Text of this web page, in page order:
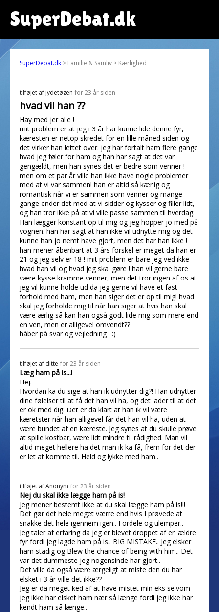
SuperDebat.dk
SuperDebat.dk > Familie & Samliv > Kærlighed
tilføjet af jydetøzen for 23 år siden
hvad vil han ??
Hay med jer alle !
mit problem er at jeg i 3 år har kunne lide denne fyr,
kæresten er netop skredet for en lille måned siden og
det virker han lettet over. jeg har fortalt ham flere gange
hvad jeg føler for ham og han har sagt at det var
gengældt, men han synes det er bedre som venner !
men om et par år ville han ikke have nogle problemer
med at vi var sammen! han er altid så kærlig og
romantisk når vi er sammen som venner og mange
gange ender det med at vi sidder og kysser og filler lidt,
og han tror ikke på at vi ville passe sammen til hverdag.
Han lægger konstant op til mig og jeg hopper jo med på
vognen. han har sagt at han ikke vil udnytte mig og det
kunne han jo nemt have gjort, men det har han ikke !
han mener åbenbart at 3 års forskel er meget da han er
21 og jeg selv er 18 ! mit problem er bare jeg ved ikke
hvad han vil og hvad jeg skal gøre ! han vil gerne bare
være kysse kramme venner, men det tror ingen af os at
jeg vil kunne holde ud da jeg gerne vil have et fast
forhold med ham, men han siger det er op til mig! hvad
skal jeg forholde mig til når han siger at hvis han skal
være ærlig så kan han også godt lide mig som mere end
en ven, men er alligevel omvendt??
håber på svar og vejledning ! :)
tilføjet af ditte for 23 år siden
Læg ham på is...!
Hej.
Hvordan ka du sige at han ik udnytter dig?! Han udnytter
dine følelser til at få det han vil ha, og det lader til at det
er ok med dig. Det er da klart at han ik vil være
kæretster når han alligevel får det han vil ha, uden at
være bundet af en kæreste. Jeg synes at du skulle prøve
at spille kostbar, være lidt mindre til rådighed. Man vil
altid meget hellere ha det man ik ka få, frem for det der
er let at komme til. Held og lykke med ham..
tilføjet afAnonym for 23 år siden
Nej du skal ikke lægge ham på is!
Jeg mener bestemt ikke at du skal lægge ham på is!!!
Det gør det hele meget værre end hvis I prøvede at
snakke det hele igennem igen.. Fordele og ulemper..
Jeg taler af erfaring da jeg er blevet droppet af en ældre
fyr fordi jeg lagde ham på is.. BIG MISTAKE.. Jeg elsker
ham stadig og Blew the chance of being with him.. Det
var det dummeste jeg nogensinde har gjort..
Det ville da også være ærgeligt at miste den du har
elsket i 3 år ville det ikke??
Jeg er da meget ked af at have mistet min eks selvom
jeg ikke har elsket ham nær så længe fordi jeg ikke har
kendt ham så længe..